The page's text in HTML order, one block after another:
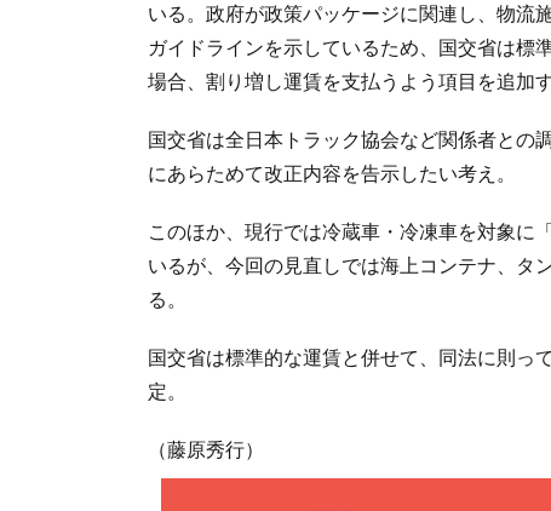
いる。政府が政策パッケージに関連し、物流
ガイドラインを示しているため、国交省は標
場合、割り増し運賃を支払うよう項目を追加
国交省は全日本トラック協会など関係者との
にあらためて改正内容を告示したい考え。
このほか、現行では冷蔵車・冷凍車を対象に
いるが、今回の見直しでは海上コンテナ、タ
る。
国交省は標準的な運賃と併せて、同法に則っ
定。
（藤原秀行）